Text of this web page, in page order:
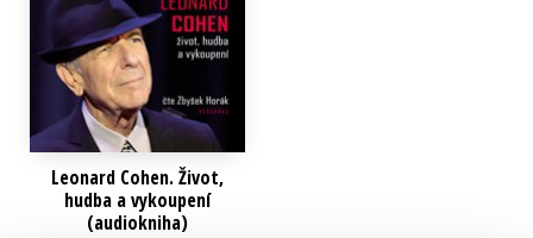
Leonard Cohen. Život,
hudba a vykoupení
(audiokniha)